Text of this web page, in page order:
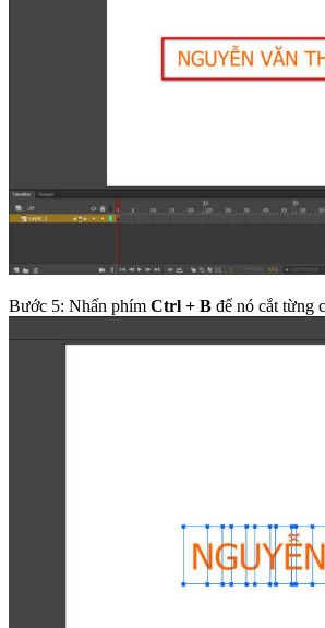
Bước 5: Nhấn phím Ctrl + B để nó cắt từng